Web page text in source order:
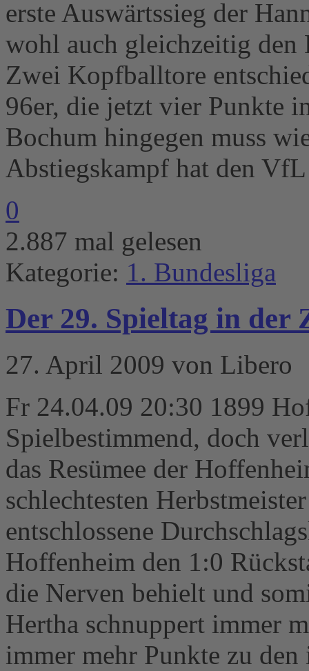
erste Auswärtssieg der
wohl auch gleichzeitig den
Zwei Kopfballtore
96er, die jetzt vier Punkte
Bochum hingegen muss
Abstiegskampf hat den
0
2.887 mal gelesen
Kategorie: 1. Bundesliga
Der 29. Spieltag in der
27. April 2009 von Libero
Fr 24.04.09 20:30 1899
Spielbestimmend, doch
das Resümee der
schlechtesten
entschlossene
Hoffenheim den 1:0
die Nerven behielt und
Hertha schnuppert immer
immer mehr Punkte zu